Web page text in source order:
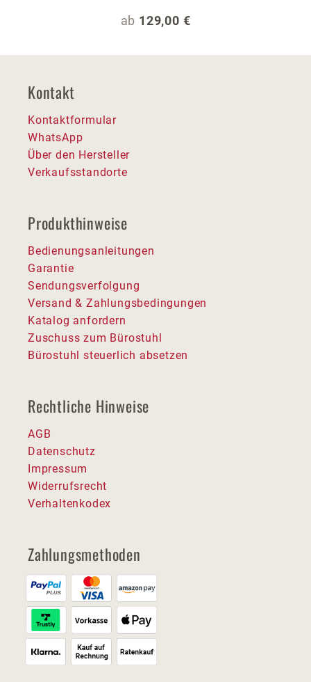
Regulärer Preis:
ab 129,00 €
Kontakt
Kontaktformular
WhatsApp
Über den Hersteller
Verkaufsstandorte
Produkthinweise
Bedienungsanleitungen
Garantie
Sendungsverfolgung
Versand & Zahlungsbedingungen
Katalog anfordern
Zuschuss zum Bürostuhl
Bürostuhl steuerlich absetzen
Rechtliche Hinweise
AGB
Datenschutz
Impressum
Widerrufsrecht
Verhaltenkodex
Zahlungsmethoden